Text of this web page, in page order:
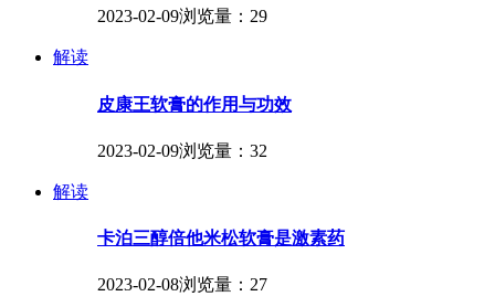
2023-02-09浏览量：29
解读
皮康王软膏的作用与功效
2023-02-09浏览量：32
解读
卡泊三醇倍他米松软膏是激素药
2023-02-08浏览量：27